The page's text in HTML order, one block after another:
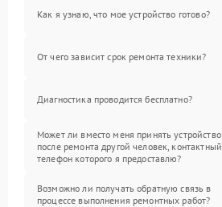
Как я узнаю, что мое устройство готово?
От чего зависит срок ремонта техники?
Диагностика проводится бесплатно?
Может ли вместо меня принять устройство
после ремонта другой человек, контактный
телефон которого я предоставлю?
Возможно ли получать обратную связь в
процессе выполнения ремонтных работ?